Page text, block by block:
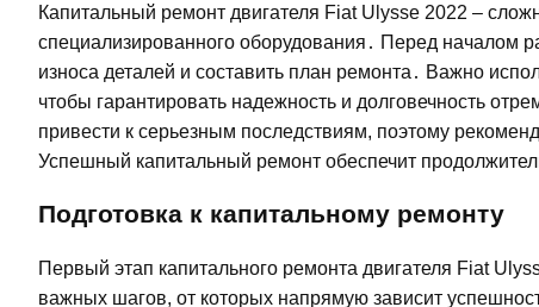
Капитальный ремонт двигателя Fiat Ulysse 2022 –
специализированного оборудования․ Перед началом
износа деталей и составить план ремонта․ Важно
чтобы гарантировать надежность и долговечность
привести к серьезным последствиям, поэтому
Успешный капитальный ремонт обеспечит
Подготовка к капитальному ремонту
Первый этап капитального ремонта двигателя Fiat
важных шагов, от которых напрямую зависит